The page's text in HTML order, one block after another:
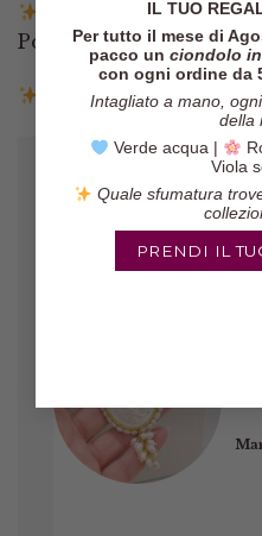
IL TUO
Per tutto il mese di
pacco un ciondolo
con ogni ordine da
Intagliato a mano,
della
Verde acqua |
Viola
Quale sfumatura
PRENDI IL
Pagamenti tramite
Postepay e Scalapay
Resi entro 14 giorni